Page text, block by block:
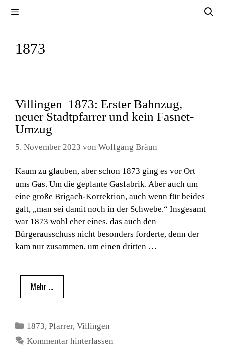
1873
Villingen 1873: Erster Bahnzug,
neuer Stadtpfarrer und kein Fasnet-
Umzug
5. November 2023 von Wolfgang Bräun
Kaum zu glauben, aber schon 1873 ging es vor Ort
ums Gas. Um die geplante Gasfabrik. Aber auch um
eine große Brigach-Korrektion, auch wenn für beides
galt, „man sei damit noch in der Schwebe.“ Insgesamt
war 1873 wohl eher eines, das auch den
Bürgerausschuss nicht besonders forderte, denn der
kam nur zusammen, um einen dritten …
Mehr …
Kategorien
1873,Pfarrer,Villingen
Kommentar hinterlassen